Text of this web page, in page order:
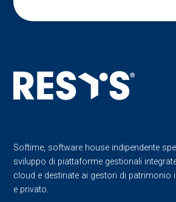
Softime, software house indipendente
sviluppo di piattaforme gestionali
cloud e destinate ai gestori di patrimonio
e privato.